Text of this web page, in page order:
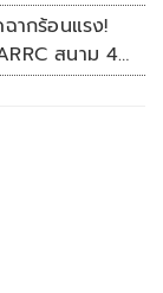
ากร้อนแรง!
สนาม 4